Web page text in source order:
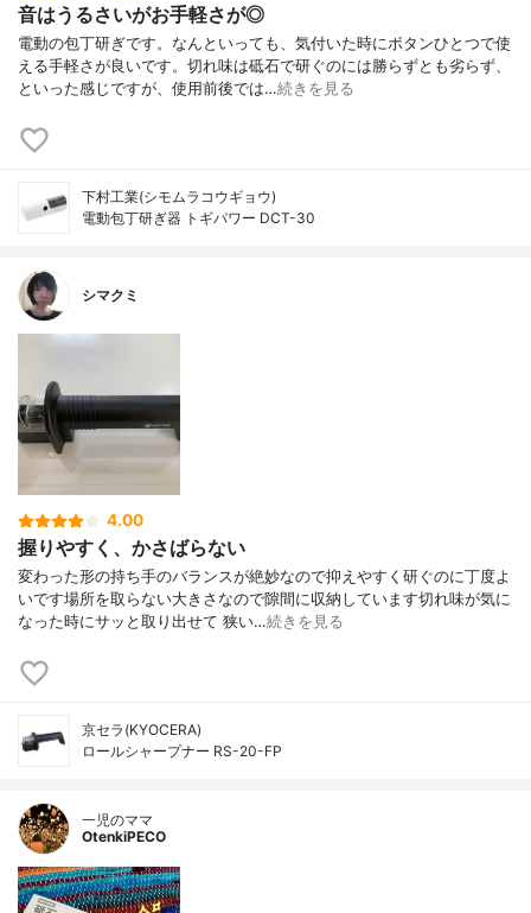
音はうるさいがお手軽さが◎
電動の包丁研ぎです。なんといっても、気付いた時にボタンひとつで使
える手軽さが良いです。切れ味は砥石で研ぐのには勝らずとも劣らず、
といった感じですが、使用前後では…続きを見る
下村工業(シモムラコウギョウ)
電動包丁研ぎ器 トギパワー DCT-30
シマクミ
4.00
握りやすく、かさばらない
変わった形の持ち手のバランスが絶妙なので抑えやすく研ぐのに丁度よ
いです場所を取らない大きさなので隙間に収納しています切れ味が気に
なった時にサッと取り出せて 狭い…続きを見る
京セラ(KYOCERA)
ロールシャープナー RS-20-FP
一児のママ
OtenkiPECO